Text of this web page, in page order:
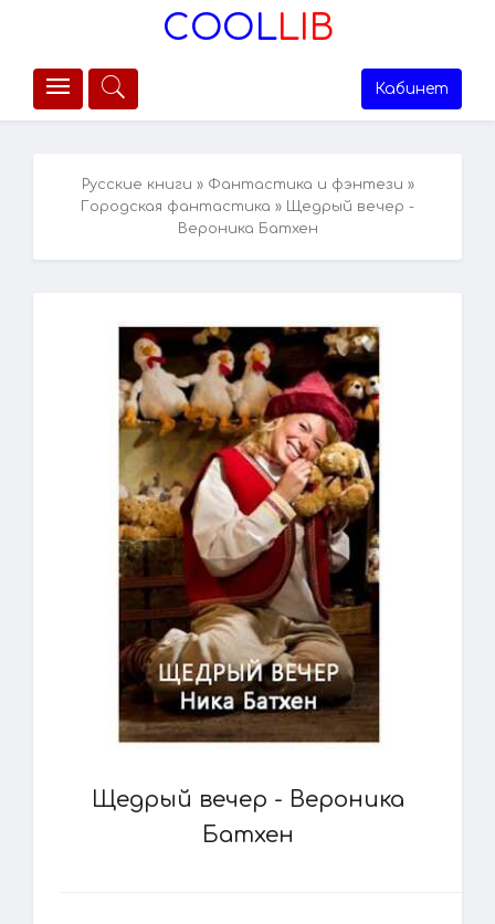
COOLLIB
Кабинет
Русские книги » Фантастика и фэнтези »
Городская фантастика » Щедрый вечер -
Вероника Батхен
Щедрый вечер - Вероника
Батхен